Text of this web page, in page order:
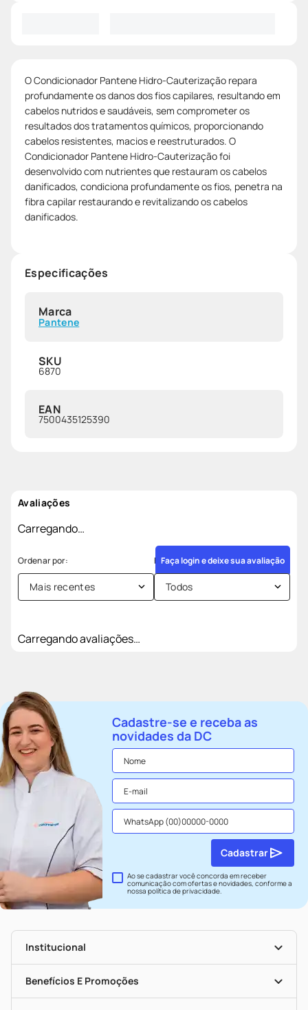
O Condicionador Pantene Hidro-Cauterização repara
profundamente os danos dos fios capilares, resultando em
cabelos nutridos e saudáveis, sem comprometer os
resultados dos tratamentos químicos, proporcionando
cabelos resistentes, macios e reestruturados. O
Condicionador Pantene Hidro-Cauterização foi
desenvolvido com nutrientes que restauram os cabelos
danificados, condiciona profundamente os fios, penetra na
fibra capilar restaurando e revitalizando os cabelos
danificados.
Especificações
Marca
Pantene
SKU
6870
EAN
7500435125390
Avaliações
Carregando…
Faça login e deixe sua avaliação
Mais recentes Todos
Carregando avaliações…
Cadastre-se e receba as
novidades da DC
Ao se cadastrar você concorda em receber
comunicação com ofertas e novidades, conforme a
nossapolítica de privacidade.
Cadastrar
Institucional
História
Nossas Lojas
Seja Uma Loja Parceira
Benefícios E Promoções
Clube DC